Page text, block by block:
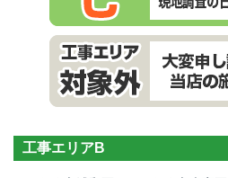
工事エリアB